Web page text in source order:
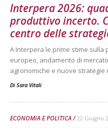
Interpera 2026:
produttivo incerto.
centro delle
A Interpera le prime stime sulla
europeo, andamento di
agronomiche e nuove
Di Sara Vitali
ECONOMIA E POLITICA 22 Giugno